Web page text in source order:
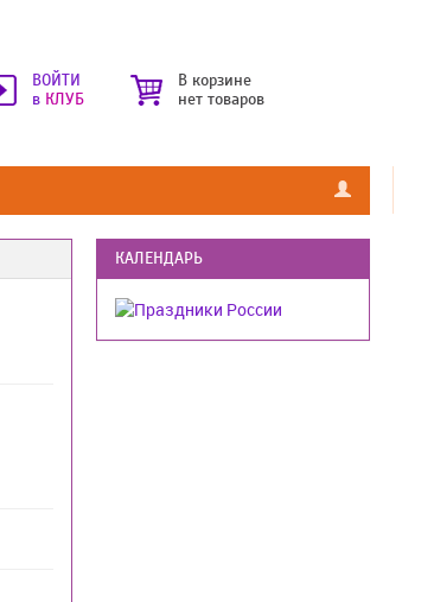
ВОЙТИ
в КЛУБ
В корзине
нет товаров
КАЛЕНДАРЬ